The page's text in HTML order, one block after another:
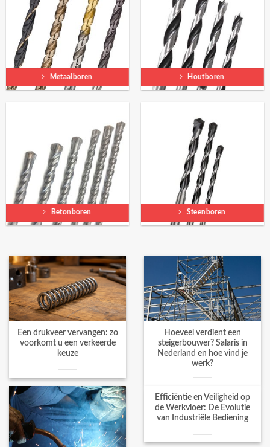
Metaalboren Houtboren
Betonboren Steenboren
Een drukveer vervangen: zo
voorkomt u een verkeerde
keuze
Hoeveel verdient een
steigerbouwer? Salaris in
Nederland en hoe vind je
werk?
Efficiëntie en Veiligheid op
de Werkvloer: De Evolutie
van Industriële Bediening